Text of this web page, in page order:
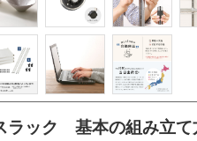
ラック 基本の組み立て